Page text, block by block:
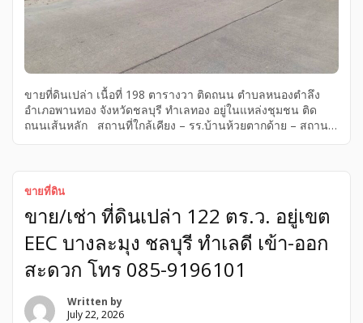
ขายที่ดินเปล่า เนื้อที่ 198 ตารางวา ติดถนน ตำบลหนองตำลึง
อำเภอพานทอง จังหวัดชลบุรี ทำเลทอง อยู่ในแหล่งชุมชน ติด
ถนนเส้นหลัก สถานที่ใกล้เคียง – รร.บ้านห้วยตากด้าย – สถาน
เจ้าของ โทร 0953157555 ขายที่ดิน ชลบุรี, ขายที่ดิน
จังหวัดชลบุรี, ขายที่ดิน อำเภอพานทอง, ขายที่ดิน ตำบลหนอง
ตำลึง
ขายที่ดิน
ขาย/เช่า ที่ดินเปล่า 122 ตร.ว. อยู่เขต
EEC บางละมุง ชลบุรี ทำเลดี เข้า-ออก
สะดวก โทร 085-9196101
Written by
July 22, 2026